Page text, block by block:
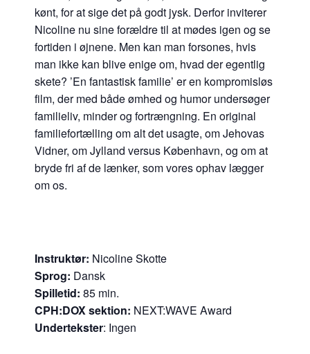
kønt, for at sige det på godt jysk. Derfor inviterer
Nicoline nu sine forældre til at mødes igen og se
fortiden i øjnene. Men kan man forsones, hvis
man ikke kan blive enige om, hvad der egentlig
skete? ’En fantastisk familie’ er en kompromisløs
film, der med både ømhed og humor undersøger
familieliv, minder og fortrængning. En original
familiefortælling om alt det usagte, om Jehovas
Vidner, om Jylland versus København, og om at
bryde fri af de lænker, som vores ophav lægger
om os.
Instruktør: Nicoline Skotte
Sprog: Dansk
Spilletid: 85 min.
CPH:DOX sektion: NEXT:WAVE Award
Undertekster: Ingen